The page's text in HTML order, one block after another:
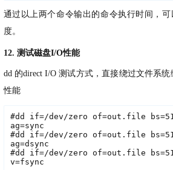
通过以上两个命令输出的命令执行时间，
度。
12. 测试磁盘I/O性能
dd 的direct I/O 测试方式，直接绕过文件系
性能
#dd if=/dev/zero of=out.file
ag=sync
#dd if=/dev/zero of=out.file
ag=dsync
#dd if=/dev/zero of=out.file
v=fsync